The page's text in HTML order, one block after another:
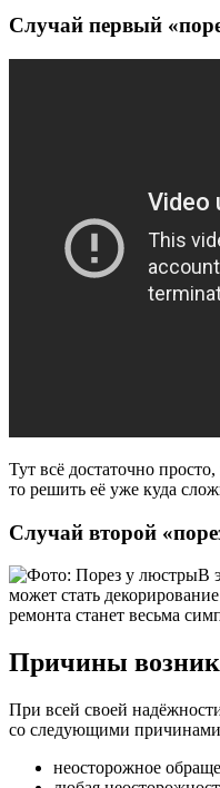
Случай первый
Тут всё достаточно
то решить её уже куда
Случай второй
В
может стать
ремонта станет весьма
Причины
При всей своей
со следующими
неосторожное